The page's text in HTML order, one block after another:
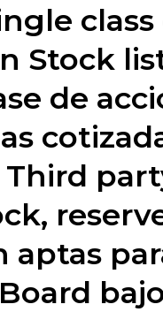
class
Stock
de
Third
aptas